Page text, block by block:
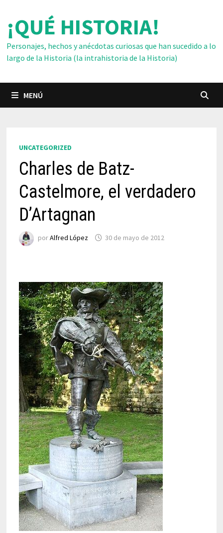
contenido
¡QUÉ HISTORIA!
Personajes, hechos y anécdotas curiosas que han sucedido a lo
largo de la Historia (la intrahistoria de la Historia)
MENÚ
UNCATEGORIZED
Charles de Batz-
Castelmore, el verdadero
D’Artagnan
porAlfred López 30 de mayo de 2012